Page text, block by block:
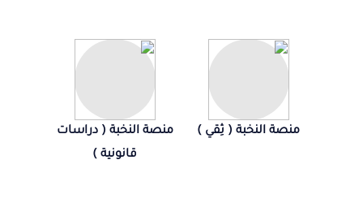
منصة النخبة ( ثِقي )
منصة النخبة ( دراسات
قانونية )